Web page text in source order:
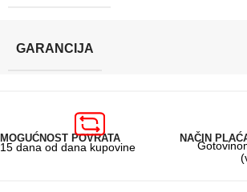
GARANCIJA
MOGUĆNOST POVRATA
15 dana od dana kupovine
NAČIN